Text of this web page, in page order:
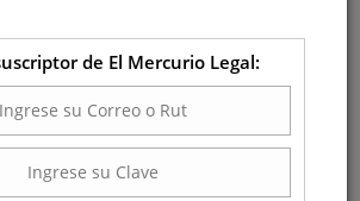
de El Mercurio Legal: